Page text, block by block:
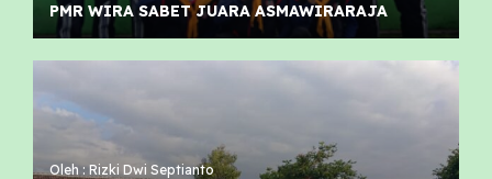
PMR WIRA SABET JUARA ASMAWIRARAJA
Oleh : Rizki Dwi Septianto